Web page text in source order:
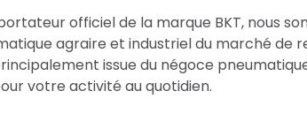
officiel de la marque BKT, nous
agraire et industriel du marché de
issue du négoce
votre activité au quotidien.